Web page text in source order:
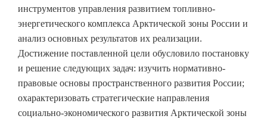
инструментов управления развитием топливно-
энергетического комплекса Арктической зоны России и
анализ основных результатов их реализации.
Достижение поставленной цели обусловило постановку
и решение следующих задач: изучить нормативно-
правовые основы пространственного развития России;
охарактеризовать стратегические направления
социально-экономического развития Арктической зоны